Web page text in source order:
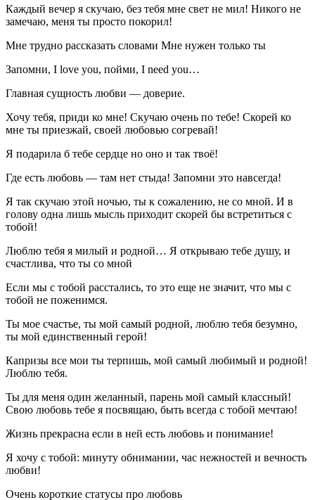
Каждый вечер я скучаю, без тебя мне свет не мил! Никого не
замечаю, меня ты просто покорил!
Мне трудно рассказать словами Мне нужен только ты
Запомни, I love you, пойми, I need you…
Главная сущность любви — доверие.
Хочу тебя, приди ко мне! Скучаю очень по тебе! Скорей ко
мне ты приезжай, своей любовью согревай!
Я подарила б тебе сердце но оно и так твоё!
Где есть любовь — там нет стыда! Запомни это навсегда!
Я так скучаю этой ночью, ты к сожалению, не со мной. И в
голову одна лишь мысль приходит скорей бы встретиться с
тобой!
Люблю тебя я милый и родной… Я открываю тебе душу, и
счастлива, что ты со мной
Если мы с тобой расстались, то это еще не значит, что мы с
тобой не поженимся.
Ты мое счастье, ты мой самый родной, люблю тебя безумно,
ты мой единственный герой!
Капризы все мои ты терпишь, мой самый любимый и родной!
Люблю тебя.
Ты для меня один желанный, парень мой самый классный!
Свою любовь тебе я посвящаю, быть всегда с тобой мечтаю!
Жизнь прекрасна если в ней есть любовь и понимание!
Я хочу с тобой: минуту обнимании, час нежностей и вечность
любви!
Очень короткие статусы про любовь